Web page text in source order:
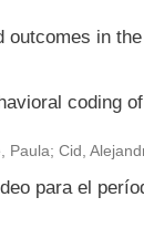
in
coding
Paula; Cid,
para el